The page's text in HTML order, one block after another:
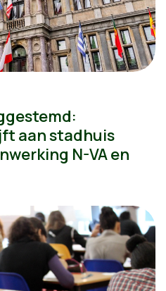
aan stadhuis
N-VA en